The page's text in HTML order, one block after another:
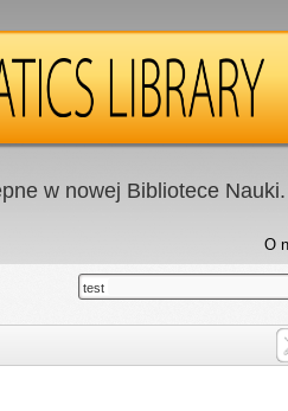
w nowej Bibliotece Nauki.
O
test